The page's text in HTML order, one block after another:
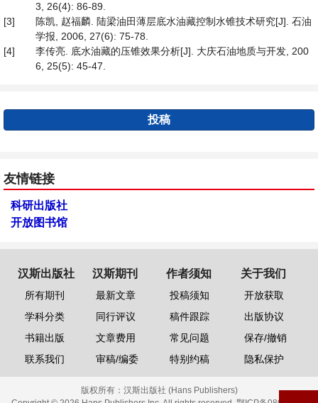
3, 26(4): 86-89.
[3]
陈凯, 赵福麟. 陆梁油田薄层底水油藏控制水锥技术研究[J]. 石油
学报, 2006, 27(6): 75-78.
[4]
李传亮. 底水油藏的压锥效果分析[J]. 大庆石油地质与开发, 200
6, 25(5): 45-47.
投稿
友情链接
科研出版社
开放图书馆
汉斯出版社
所有期刊
学科分类
书籍出版
联系我们
汉斯期刊
最新文章
同行评议
文章费用
审稿/编委
作者须知
投稿须知
稿件跟踪
常见问题
特别约稿
关于我们
开放获取
出版协议
保存/撤销
隐私保护
版权所有： 汉斯出版社 (Hans Publishers)